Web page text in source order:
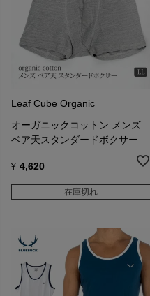
Leaf Cube Organic
オーガニックコットン メンズ
ベア天スタンダードボクサー
¥ 4,620
在庫切れ